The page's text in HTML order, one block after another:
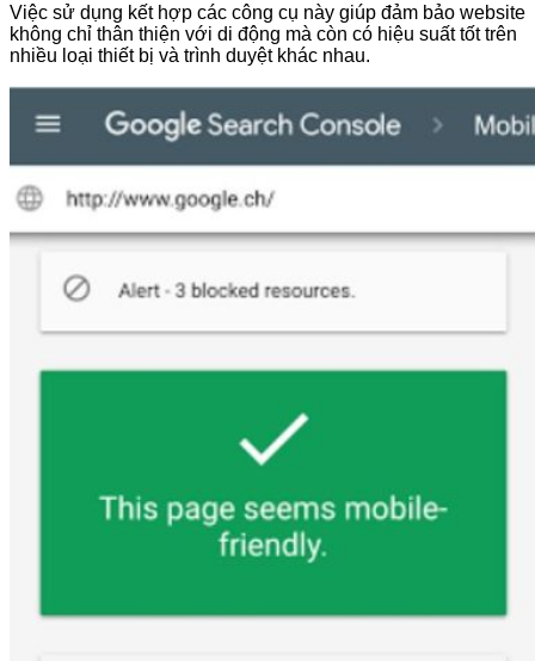
Việc sử dụng kết hợp các công cụ này giúp đảm bảo website
không chỉ thân thiện với di động mà còn có hiệu suất tốt trên
nhiều loại thiết bị và trình duyệt khác nhau.